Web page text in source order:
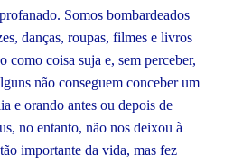
Somos bombardeados
danças, roupas, filmes e livros
como coisa suja e, sem perceber,
não conseguem conceber um
e orando antes ou depois de
no entanto, não nos deixou à
importante da vida, mas fez